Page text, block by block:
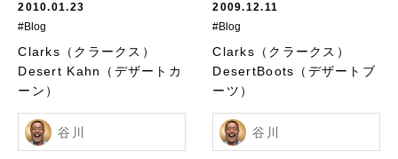
2010.01.23
#Blog
Clarks（クラークス）
Desert Kahn（デザートカ
ーン）
谷川
2009.12.11
#Blog
Clarks（クラークス）
DesertBoots（デザートブ
ーツ）
谷川